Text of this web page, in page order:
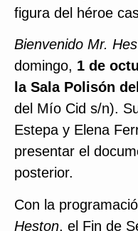
figura del héroe
Bienvenido Mr.
domingo, 1 de
la Sala Polisón
del Mío Cid s/n).
Estepa y Elena
presentar el
posterior.
Con la
Heston, el Fin de